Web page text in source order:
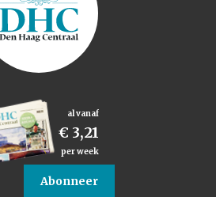
al vanaf
€ 3,21
per week
Abonneer